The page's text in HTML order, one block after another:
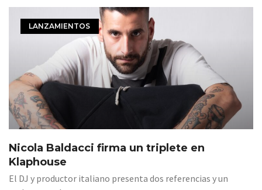
LANZAMIENTOS
Nicola Baldacci firma un triplete en
Klaphouse
El DJ y productor italiano presenta dos referencias y un